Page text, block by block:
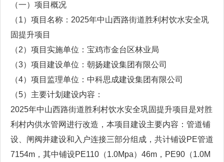
（一）项目概况
（1）项目名称：2025年中山西路街道胜利村饮水安全巩
固提升项目
（2）项目实施单位：宝鸡市金台区林业局
（3）项目建设单位：朝扬建设集团有限公司
（4）项目监理单位：中科思成建设集团有限公司
（5）主要计划建设内容：
2025年中山西路街道胜利村饮水安全巩固提升项目是对胜
利村内供水管网进行改造，本项目建设主要内容：管道铺
设、闸阀井建设和入户连接三部分组成，共计铺设PE管道
7154m，其中铺设PE110（1.0Mpa）46m，PE90（1.0M